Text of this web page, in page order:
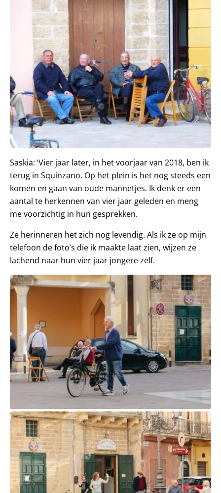
Saskia: ‘Vier jaar later, in het voorjaar van 2018, ben ik
terug in Squinzano. Op het plein is het nog steeds een
komen en gaan van oude mannetjes. Ik denk er een
aantal te herkennen van vier jaar geleden en meng
me voorzichtig in hun gesprekken.
Ze herinneren het zich nog levendig. Als ik ze op mijn
telefoon de foto’s die ik maakte laat zien, wijzen ze
lachend naar hun vier jaar jongere zelf.